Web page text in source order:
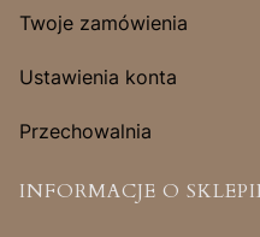
Twoje zamówienia
Ustawienia konta
Przechowalnia
INFORMACJE O